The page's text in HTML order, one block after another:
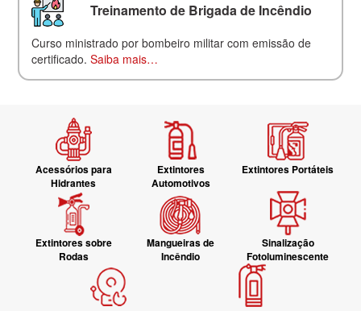
Treinamento de Brigada de Incêndio
Curso ministrado por bombeiro militar com emissão de
certificado.Saiba mais…
Acessórios para
Hidrantes
Extintores
Automotivos
Extintores Portáteis
Extintores sobre
Rodas
Mangueiras de
Incêndio
Sinalização
Fotoluminescente